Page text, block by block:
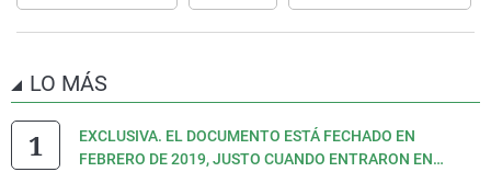
LO MÁS
EXCLUSIVA. EL DOCUMENTO ESTÁ FECHADO EN
FEBRERO DE 2019, JUSTO CUANDO ENTRARON EN